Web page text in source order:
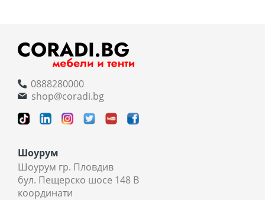
0888280000
shop@coradi.bg
Шоурум
Шоурум гр. Пловдив
бул. Пещерско шосе 148 В
координати